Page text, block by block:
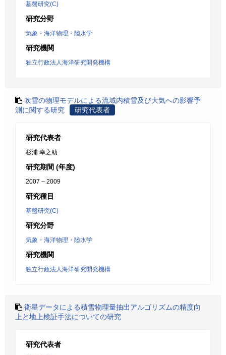
基盤研究(C)
研究分野
気象・海洋物理・陸水学
研究機関
独立行政法人海洋研究開発機構
吹雪の物理モデルによる流域内積雪及び大気への影響予
測に関する研究
研究代表者
研究代表者
杉浦 幸之助
研究期間 (年度)
2007 – 2009
研究種目
基盤研究(C)
研究分野
気象・海洋物理・陸水学
研究機関
独立行政法人海洋研究開発機構
衛星データによる積雪物理量抽出アルゴリズムの精度向
上と地上検証手法についての研究
研究代表者